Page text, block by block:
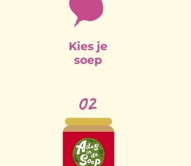
Kies je
soep
02